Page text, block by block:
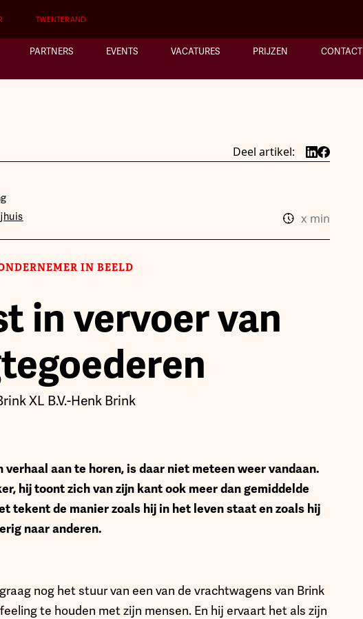
TWENTERAND
PARTNERS EVENTS VACATURES PRIJZEN CONTACT
Deel artikel:
x min
IN BEELD
in vervoer van
XL B.V.-Henk Brink
aan te horen, is daar niet meteen weer vandaan.
hij toont zich van zijn kant ook meer dan gemiddelde
tekent de manier zoals hij in het leven staat en zoals hij
naar anderen.
nog het stuur van een van de vrachtwagens van Brink
te houden met zijn mensen. En hij ervaart het als zijn